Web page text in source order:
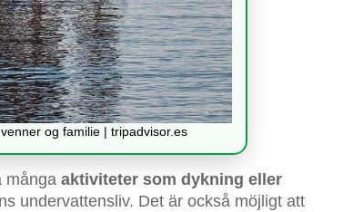
og familie | tripadvisor.es
många aktiviteter som dykning eller
undervattensliv. Det är också möjligt att